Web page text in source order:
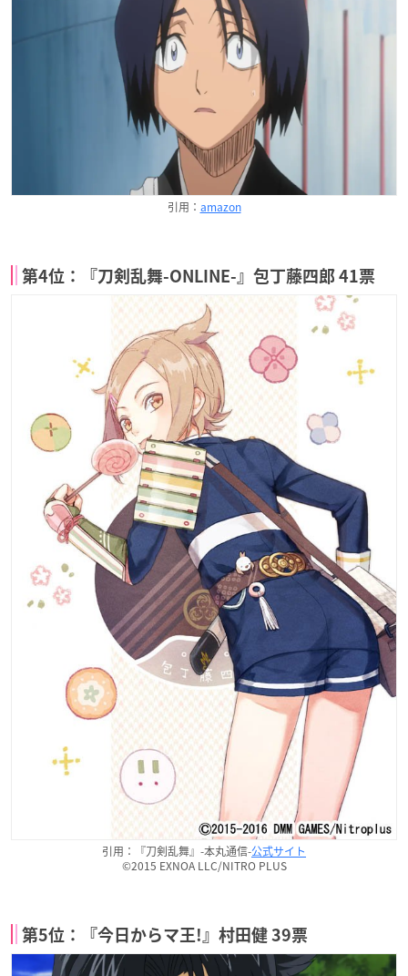
引用： amazon
第4位：『刀剣乱舞-ONLINE-』包丁藤四郎 41票
引用：『刀剣乱舞』-本丸通信-公式サイト
©2015 EXNOA LLC/NITRO PLUS
第5位：『今日からマ王!』村田健 39票